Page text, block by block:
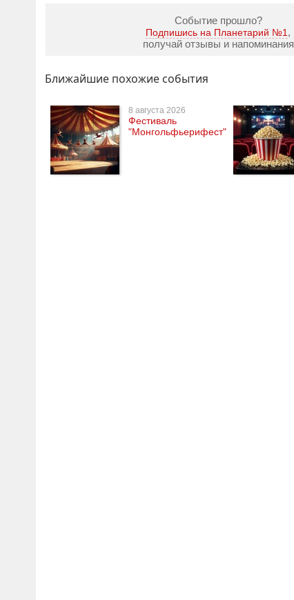
Событие прошло?
Подпишись на Планетарий №1 ,
получай отзывы и напоминания
Ближайшие похожие события
8 августа 2026
Фестиваль
"Монгольфьерифест"